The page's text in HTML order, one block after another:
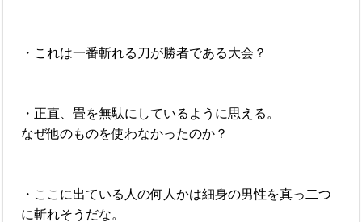
・これは一番斬れる刀が勝者である大会？
・正直、畳を無駄にしているように思える。
なぜ他のものを使わなかったのか？
・ここに出ている人の何人かは細身の男性を真っ二つ
に斬れそうだな。